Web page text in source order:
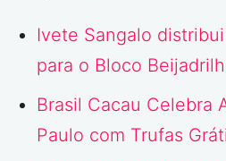
Ivete Sangalo
para o Bloco
Brasil Cacau Celebra
Paulo com Trufas